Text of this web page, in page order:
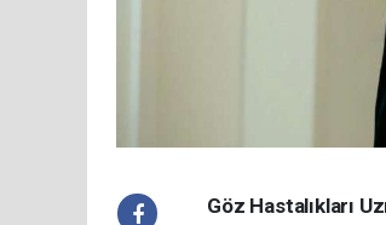
Göz Hastalıkları